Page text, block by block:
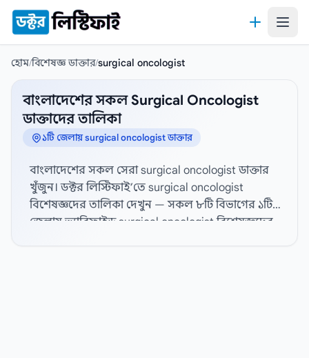
কন্টেন্টে যান
হোম/বিশেষজ্ঞ ডাক্তার/surgical oncologist
বাংলাদেশের সকল Surgical Oncologist
ডাক্তাদের তালিকা
১টি জেলায় surgical oncologist ডাক্তার
বাংলাদেশের সকল সেরা surgical oncologist ডাক্তার
খুঁজুন। ডক্টর লিস্টিফাই’তে surgical oncologist
বিশেষজ্ঞদের তালিকা দেখুন — সকল ৮টি বিভাগের ১টি
জেলায় ভ্যারিফাইড surgical oncologist বিশেষজ্ঞদের